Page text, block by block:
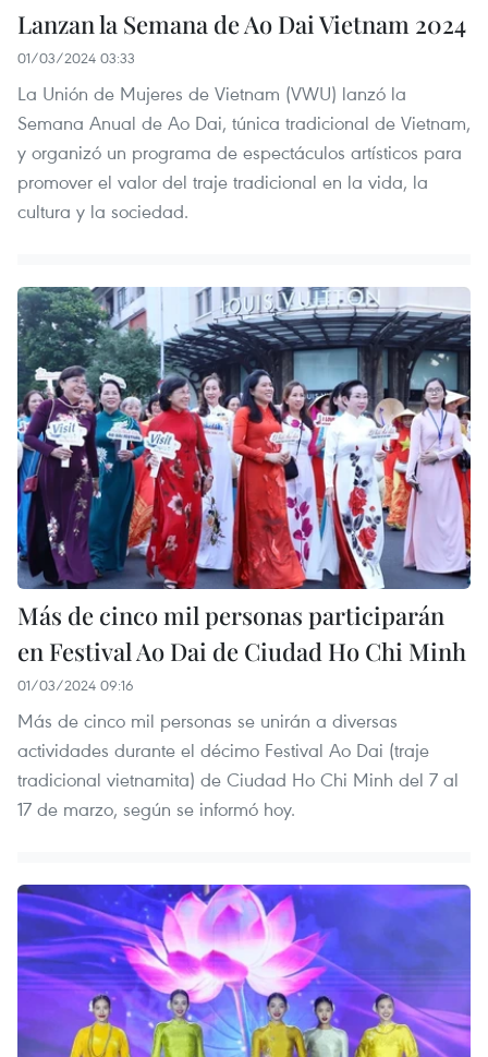
Lanzan la Semana de Ao Dai Vietnam 2024
01/03/2024 03:33
La Unión de Mujeres de Vietnam (VWU) lanzó la
Semana Anual de Ao Dai, túnica tradicional de Vietnam,
y organizó un programa de espectáculos artísticos para
promover el valor del traje tradicional en la vida, la
cultura y la sociedad.
Más de cinco mil personas participarán
en Festival Ao Dai de Ciudad Ho Chi Minh
01/03/2024 09:16
Más de cinco mil personas se unirán a diversas
actividades durante el décimo Festival Ao Dai (traje
tradicional vietnamita) de Ciudad Ho Chi Minh del 7 al
17 de marzo, según se informó hoy.